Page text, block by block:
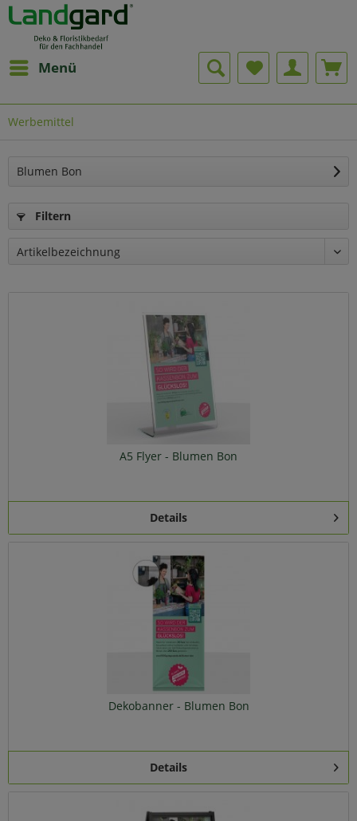
Menü
Werbemittel
Blumen Bon
Filtern
A5 Flyer - Blumen Bon
Details
Dekobanner - Blumen Bon
Details